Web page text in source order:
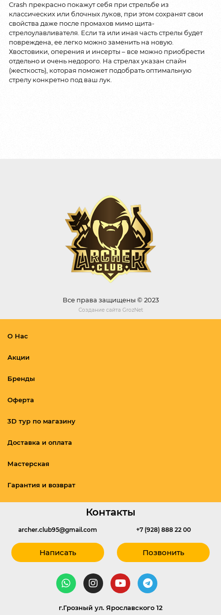
Crash прекрасно покажут себя при стрельбе из
классических или блочных луков, при этом сохранят свои
свойства даже после промахов мимо щита-
стрелоулавливателя. Если та или иная часть стрелы будет
повреждена, ее легко можно заменить на новую.
Хвостовики, оперения и инсерты – все можно приобрести
отдельно и очень недорого. На стрелах указан спайн
(жесткость), которая поможет подобрать оптимальную
стрелу конкретно под ваш лук.
Все права защищены © 2023
Создание сайта GrozNet
О Нас
Акции
Бренды
Оферта
3D тур по магазину
Доставка и оплата
Мастерская
Гарантия и возврат
Контакты
archer.club95@gmail.com
Написать
+7 (928) 888 22 00
Позвонить
г.Грозный ул. Ярославского 12